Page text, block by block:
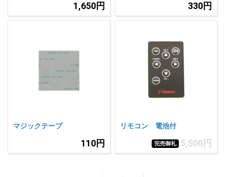
1,650円 330円
マジックテープ
110円
リモコン 電池付
完売御礼 5,500円